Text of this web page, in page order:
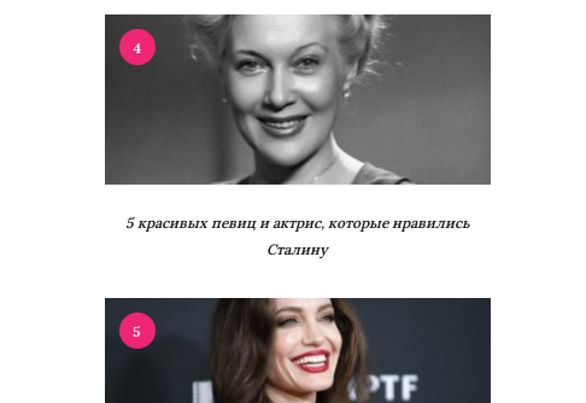
4
5 красивых певиц и актрис, которые нравились
Сталину
5